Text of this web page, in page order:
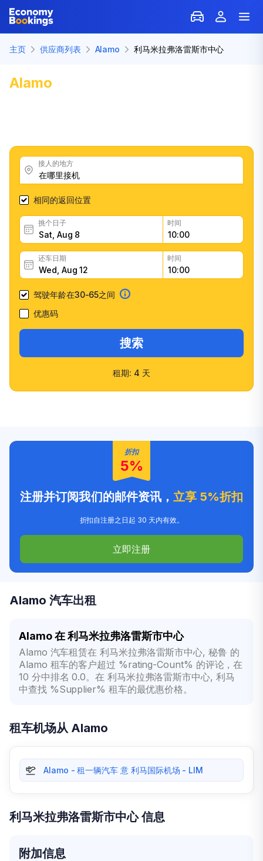
主页 供应商列表 Alamo 利马米拉弗洛雷斯市中心
Alamo
接人的地方
相同的返回位置
挑个日子 时间
还车日期 时间
驾驶年龄在30-65之间
优惠码
搜索
租期: 4 天
折扣
5%
注册并订阅我们的邮件资讯，立享 5%折扣
折扣自注册之日起 30 天内有效。
立即注册
Alamo 汽车出租
Alamo 在 利马米拉弗洛雷斯市中心
Alamo 汽车租赁在 利马米拉弗洛雷斯市中心, 秘鲁 的
Alamo 租车的客户超过 %rating-Count% 的评论，在
10 分中排名 0.0。在 利马米拉弗洛雷斯市中心, 利马
中查找 %Supplier% 租车的最优惠价格。
租车机场从 Alamo
Alamo - 租一辆汽车 意 利马国际机场 - LIM
利马米拉弗洛雷斯市中心 信息
附加信息